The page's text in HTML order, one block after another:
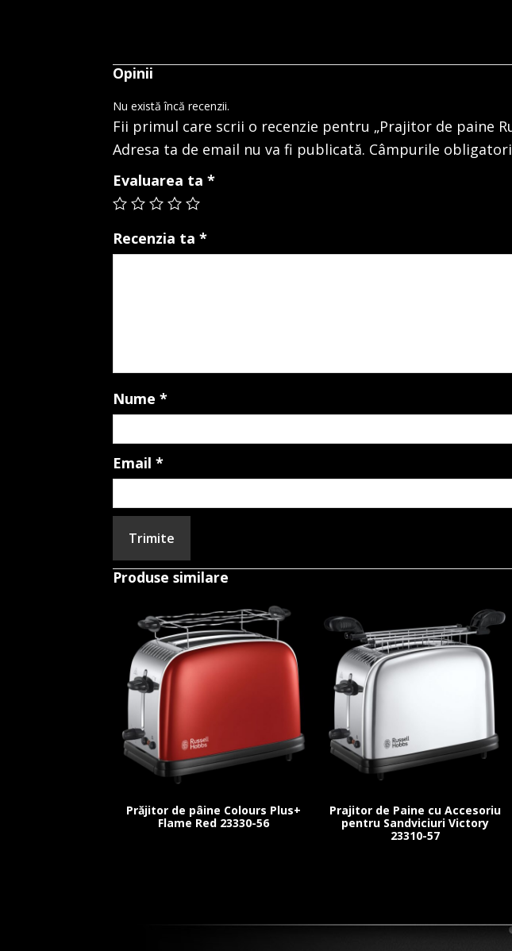
Opinii
Nu există încă recenzii.
Fii primul care scrii o recenzie pentru „Prajitor de paine
Adresa ta de email nu va fi publicată. Câmpurile
Evaluarea ta *
Recenzia ta *
Nume *
Email *
Produse similare
Prăjitor de pâine Colours Plus+
Flame Red 23330-56
Prajitor de Paine cu Accesoriu
pentru Sandviciuri Victory
23310-57